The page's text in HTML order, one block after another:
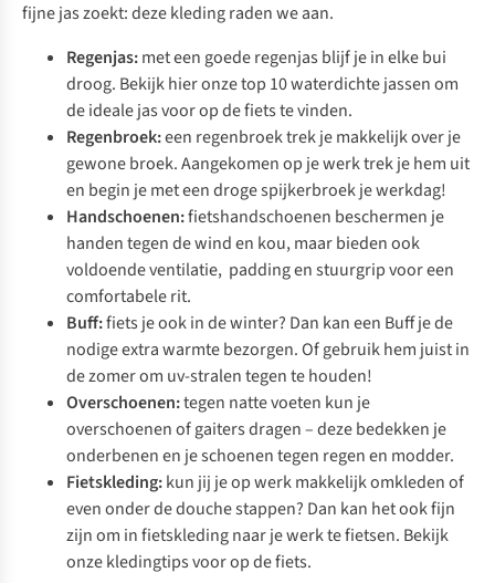
fijne jas zoekt: deze kleding raden we aan.
Regenjas:meteen goede regenjas blijf je in elke bui
droog. Bekijk hieronze top 10 waterdichte jassenom
de ideale jas voor op de fiets te vinden.
Regenbroek:een regenbroektrek je makkelijk over je
gewone broek. Aangekomen op je werk trek je hem uit
en begin je met een droge spijkerbroek je werkdag!
Handschoenen:fietshandschoenen beschermen je
handen tegen de wind en kou, maar bieden ook
voldoende ventilatie, padding en stuurgrip voor een
comfortabele rit.
Buff:fiets je ook in de winter? Dan kaneen Buffje de
nodige extra warmte bezorgen. Of gebruik hem juist in
de zomer om uv-stralen tegen te houden!
Overschoenen:tegen natte voeten kun je
overschoenenof gaiters dragen – deze bedekken je
onderbenen en je schoenen tegen regen en modder.
Fietskleding:kun jij je op werk makkelijk omkleden of
even onder de douche stappen? Dan kan het ook fijn
zijn om in fietskleding naar je werk te fietsen. Bekijk
onze kledingtips voor op de fiets.